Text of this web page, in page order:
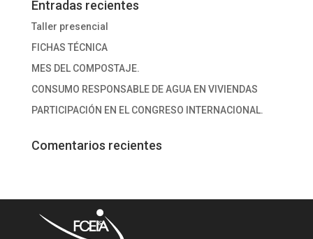
Entradas recientes
Taller presencial
FICHAS TÉCNICA
MES DEL COMPOSTAJE.
CONSUMO RESPONSABLE DE AGUA EN VIVIENDAS
PARTICIPACIÓN EN EL CONGRESO INTERNACIONAL.
Comentarios recientes